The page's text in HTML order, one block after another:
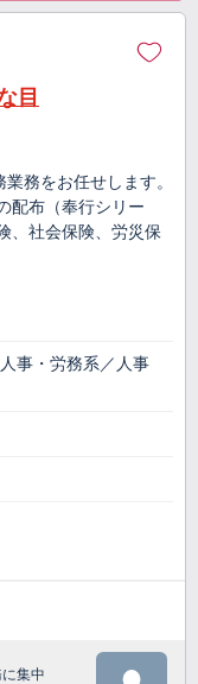
目
務をお任せします。
配布（奉行シリー
、社会保険、労災保
事・労務系／人事
集中